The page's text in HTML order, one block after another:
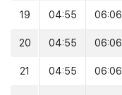
19 04:55 06:06
20 04:55 06:06
21 04:55 06:06